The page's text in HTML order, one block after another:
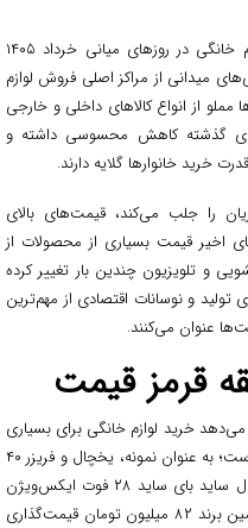
به گزارش اقتصاد آنلاین به نقل از مهر، لوازم خانگی در روزهای میانی خرداد ۱۴۰۵
میدانی از مراکز اصلی فروش لوازم
از انواع کالاهای داخلی و خارجی
گذشته کاهش محسوسی داشته و
خرید خانوارها گلایه دارند.
را جلب می‌کند، قیمت‌های بالای
اخیر قیمت بسیاری از محصولات از
و تلویزیون چندین بار تغییر کرده
و نوسانات اقتصادی از مهم‌ترین
عنوان می‌کنند.
قرمز قیمت
خرید لوازم خانگی برای بسیاری
از خانوارها به یک هزینه سنگین تبدیل شده است؛ به عنوان نمونه، یخچال و فریزر ۴۰
فوت پاکشوما حدود ۱۴۲ میلیون تومان، یخچال ساید بای ساید ۲۸ فوت ایکس‌ویژن
۱۱۹ میلیون تومان و یخچال فریزر ۲۶ فوت همین برند ۸۲ میلیون تومان قیمت‌گذاری